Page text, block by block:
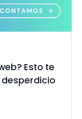
Esto te